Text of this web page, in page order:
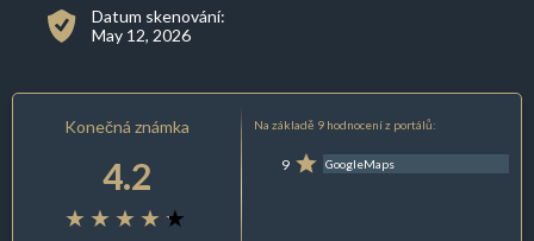
Datum skenování:
May 12, 2026
Konečná známka
4.2
Na základě 9 hodnocení z portálů:
9 GoogleMaps